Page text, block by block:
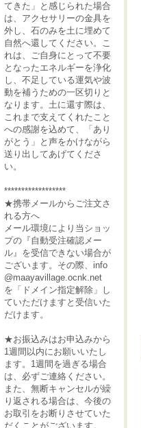
てきた」と感じられた場合
は、アクセサリーの金具を
外し、石のみを土に埋めて
自然へ還してください。こ
れは、ご自身にとって不要
となったエネルギーを浄化
し、不足している運気や波
動を補うための一区切りと
なります。土に還す際は、
これまで支えてくれたこと
への感謝を込めて、「あり
がとう」と声をかけながら
送り出してあげてくださ
い。
******************
★携帯メールからご注文さ
れる方へ
メール環境により当ショッ
プの『自動受注確認メー
ル』を受信できない場合が
ございます。その際、info
@maayavillage.ocnk.net
を「ドメイン指定解除」し
ていただけますと受信いた
だけます。
★お振込みはお申込みから
1週間以内にお願いいたし
ます。1週間を過ぎる場合
は、必ずご連絡ください。
また、無断キャンセルが繰
り返される場合は、今後の
お取引をお断りさせていた
だくことがございます。